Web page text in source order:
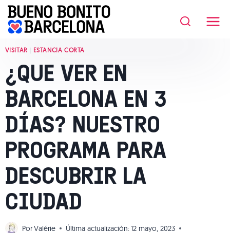
Saltar
contenido
VISITAR | ESTANCIA CORTA
¿QUE VER EN
BARCELONA EN 3
DÍAS? NUESTRO
PROGRAMA PARA
DESCUBRIR LA
CIUDAD
Por Valérie Última actualización: 12 mayo, 2023